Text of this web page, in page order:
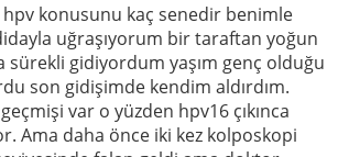
konusunu kaç senedir benimle
uğraşıyorum bir taraftan yoğun
sürekli gidiyordum yaşım genç olduğu
son gidişimde kendim aldırdım.
var o yüzden hpv16 çıkınca
Ama daha önce iki kez kolposkopi